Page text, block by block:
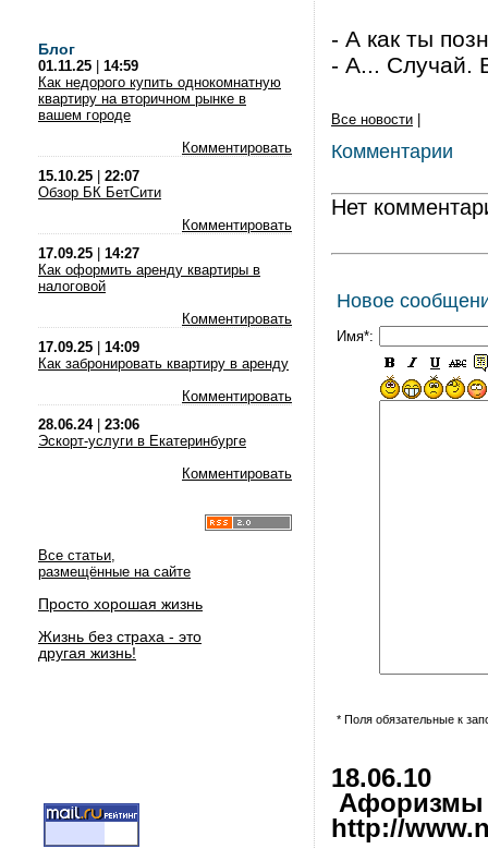
Блог
01.11.25
14:59
Как недорого купить однокомнатную
квартиру на вторичном рынке в
вашем городе
Комментировать
15.10.25
22:07
Обзор БК БетСити
Комментировать
17.09.25
14:27
Как оформить аренду квартиры в
налоговой
Комментировать
17.09.25
14:09
Как забронировать квартиру в аренду
Комментировать
28.06.24| 23:06
Эскорт-услуги в Екатеринбурге
Комментировать
Все статьи,
размещённые на сайте
Просто хорошая жизнь
Жизнь без страха - это
другая жизнь!
- А как ты
- А... Случай.
Все новости
Комментарии
Нет
Новое
Имя*:
* Поля обязательные к
18.06.10
Афоризмы
http://